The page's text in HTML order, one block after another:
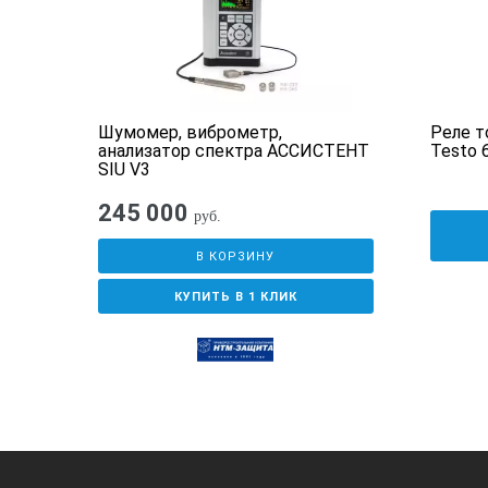
Комплект поставки АРМ:
шумомер-виброметр АССИСТЕНТ
Варианты ноутбука на выбор:
Toshiba Satellite R830-13D, ЖК
Sony Vaio VPC-EB4S1R, ЖК
Шумомер, виброметр,
анализатор спектра АССИСТЕНТ
SIU V3
245 000 руб.
В КОРЗИНУ
КУПИТЬ В 1 КЛИК
Реле
Testo